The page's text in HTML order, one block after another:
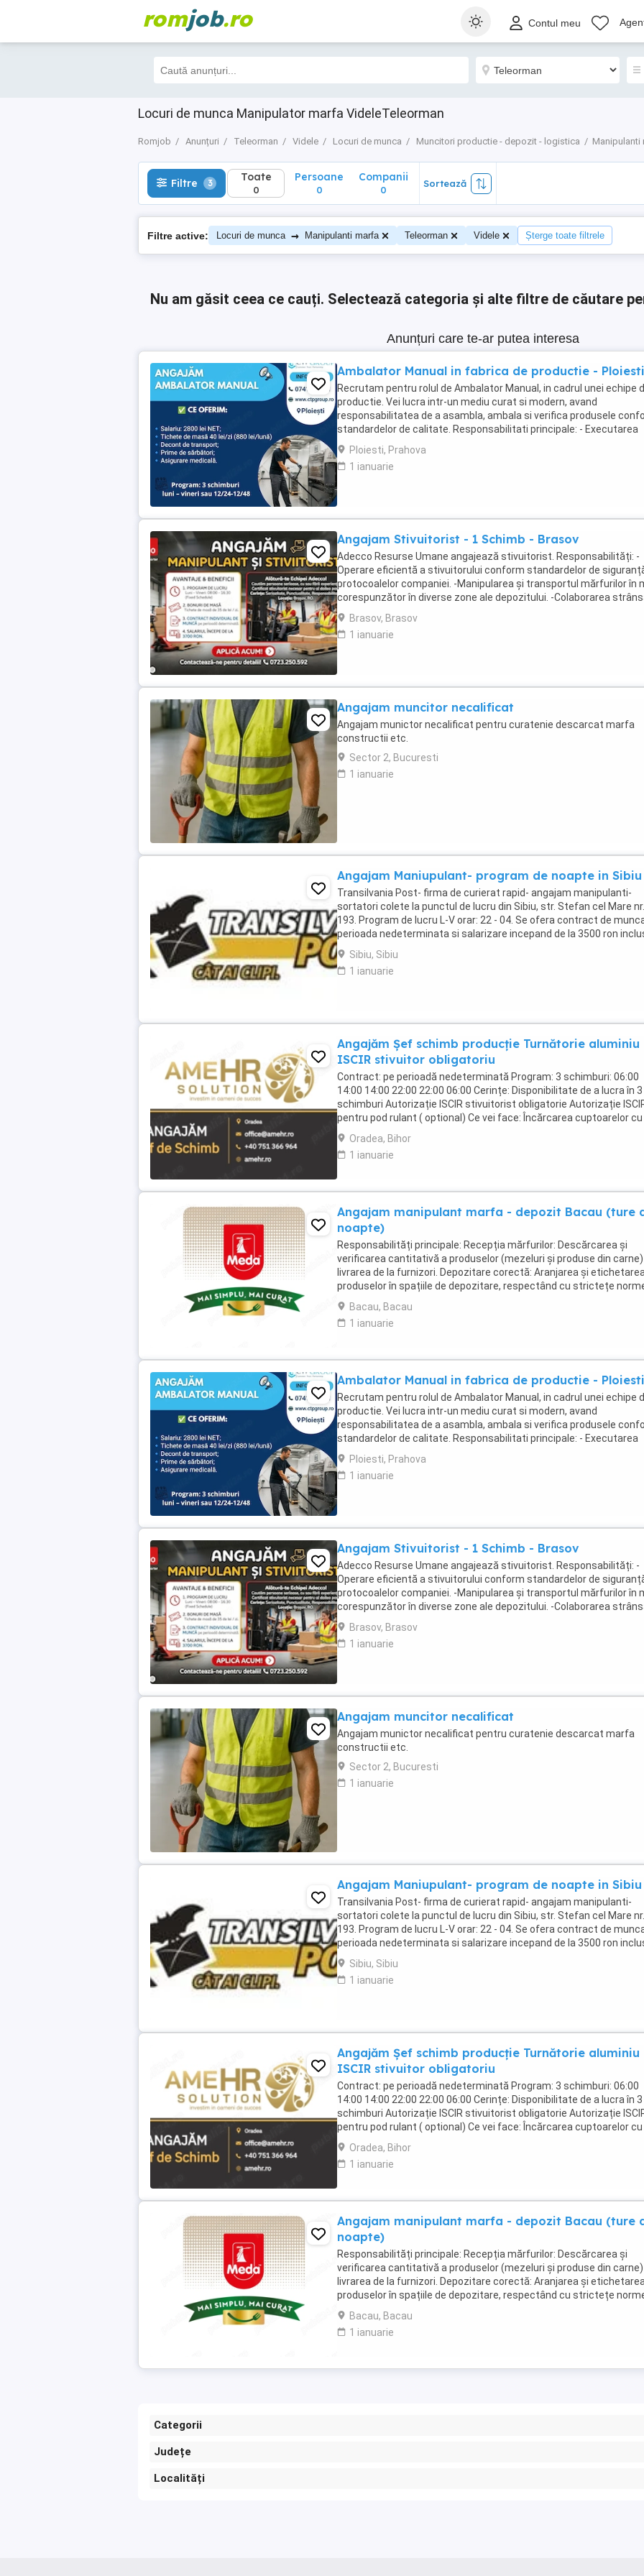
romjob.ro Contul meu
Locuri de munca Manipulator marfa VideleTeleorman
Romjob Anunțuri Teleorman Videle Locuri de munca Muncitori productie - depozit - logistica Manipulanti
Filtre 3 Toate
0
Filtre 3 Toate
0
Persoane
0
Companii
0
Sortează
Filtre active: Locuri de munca → Manipulanti marfa Teleorman Videle Șterge toate filtrele
Nu am găsit ceea ce cauți. Selectează categoria și alte filtre de căutare
Anunțuri care te-ar putea interesa
Ambalator Manual in fabrica de productie - Ploiesti
Recrutam pentru rolul de Ambalator Manual, in cadrul unei echipe
productie. Vei lucra intr-un mediu curat si modern, avand
responsabilitatea de a asambla, ambala si verifica produsele
standardelor de calitate. Responsabilitati principale: - Executarea
operatiunilor de asamblare si ambalare ...
Ploiesti, Prahova
1 ianuarie
Angajam Stivuitorist - 1 Schimb - Brasov
Adecco Resurse Umane angajează stivuitorist. Responsabilități: -
Operare eficientă a stivuitorului conform standardelor de
protocoalelor companiei. -Manipularea și transportul mărfurilor în
corespunzător în diverse zone ale depozitului. -Colaborarea
echipa pentru asigurarea ...
Brasov, Brasov
1 ianuarie
Angajam muncitor necalificat
Angajam munictor necalificat pentru curatenie descarcat marfa
constructii etc.
Sector 2, Bucuresti
1 ianuarie
Angajam Maniupulant- program de noapte in Sibiu
Transilvania Post- firma de curierat rapid- angajam manipulanti-
sortatori colete la punctul de lucru din Sibiu, str. Stefan cel Mare nr.
193. Program de lucru L-V orar: 22 - 04. Se ofera contract de
perioada nedeterminata si salarizare incepand de la 3500 ron
tichete de masa in functie ...
Sibiu, Sibiu
1 ianuarie
Angajăm Șef schimb producție Turnătorie aluminiu
ISCIR stivuitor obligatoriu
Contract: pe perioadă nedeterminată Program: 3 schimburi: 06:00
14:00 14:00 22:00 22:00 06:00 Cerințe: Disponibilitate de a lucra în 3
schimburi Autorizație ISCIR stivuitorist obligatorie Autorizație
pentru pod rulant ( optional) Ce vei face: Încărcarea cuptoarelor cu
de aluminiu, ...
Oradea, Bihor
1 ianuarie
Angajam manipulant marfa - depozit Bacau (ture
noapte)
Responsabilități principale: Recepția mărfurilor: Descărcarea și
verificarea cantitativă a produselor (mezeluri și produse din
livrarea de la furnizori. Depozitare corectă: Aranjarea și
produselor în spațiile de depozitare, respectând cu strictețe
de temperatură și igienă ...
Bacau, Bacau
1 ianuarie
Ambalator Manual in fabrica de productie - Ploiesti
Recrutam pentru rolul de Ambalator Manual, in cadrul unei echipe
productie. Vei lucra intr-un mediu curat si modern, avand
responsabilitatea de a asambla, ambala si verifica produsele
standardelor de calitate. Responsabilitati principale: - Executarea
operatiunilor de asamblare si ambalare ...
Ploiesti, Prahova
1 ianuarie
Angajam Stivuitorist - 1 Schimb - Brasov
Adecco Resurse Umane angajează stivuitorist. Responsabilități: -
Operare eficientă a stivuitorului conform standardelor de
protocoalelor companiei. -Manipularea și transportul mărfurilor în
corespunzător în diverse zone ale depozitului. -Colaborarea
echipa pentru asigurarea ...
Brasov, Brasov
1 ianuarie
Angajam muncitor necalificat
Angajam munictor necalificat pentru curatenie descarcat marfa
constructii etc.
Sector 2, Bucuresti
1 ianuarie
Angajam Maniupulant- program de noapte in Sibiu
Transilvania Post- firma de curierat rapid- angajam manipulanti-
sortatori colete la punctul de lucru din Sibiu, str. Stefan cel Mare nr.
193. Program de lucru L-V orar: 22 - 04. Se ofera contract de
perioada nedeterminata si salarizare incepand de la 3500 ron
tichete de masa in functie ...
Sibiu, Sibiu
1 ianuarie
Angajăm Șef schimb producție Turnătorie aluminiu
ISCIR stivuitor obligatoriu
Contract: pe perioadă nedeterminată Program: 3 schimburi: 06:00
14:00 14:00 22:00 22:00 06:00 Cerințe: Disponibilitate de a lucra în 3
schimburi Autorizație ISCIR stivuitorist obligatorie Autorizație
pentru pod rulant ( optional) Ce vei face: Încărcarea cuptoarelor cu
de aluminiu, ...
Oradea, Bihor
1 ianuarie
Angajam manipulant marfa - depozit Bacau (ture
noapte)
Responsabilități principale: Recepția mărfurilor: Descărcarea și
verificarea cantitativă a produselor (mezeluri și produse din
livrarea de la furnizori. Depozitare corectă: Aranjarea și
produselor în spațiile de depozitare, respectând cu strictețe
de temperatură și igienă ...
Bacau, Bacau
1 ianuarie
Categorii
Județe
Localități